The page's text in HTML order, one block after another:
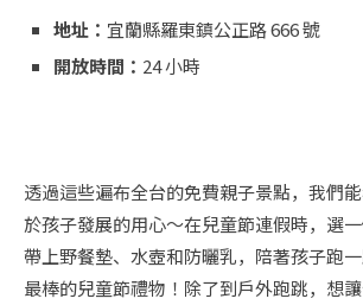
地址： 宜蘭縣羅東鎮公正路 666 號
開放時間： 24 小時
透過這些遍布全台的免費親子景點，我們
於孩子發展的用心～在兒童節連假時，選一
帶上野餐墊、水壺和防曬乳，陪著孩子跑
最棒的兒童節禮物！除了到戶外跑跳，想